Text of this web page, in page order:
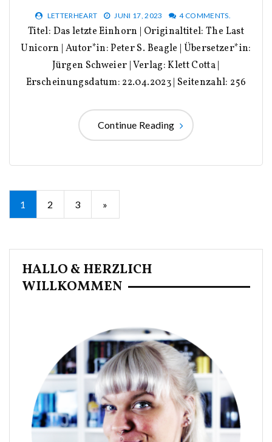
LETTERHEART JUNI 17, 2023 4 COMMENTS.
Titel: Das letzte Einhorn | Originaltitel: The Last
Unicorn | Autor*in: Peter S. Beagle | Übersetzer*in:
Jürgen Schweier | Verlag: Klett Cotta |
Erscheinungsdatum: 22.04.2023 | Seitenzahl: 256
Continue Reading
Seitennummerierung
der
Beiträge
1 2 3 »
HALLO & HERZLICH
WILLKOMMEN